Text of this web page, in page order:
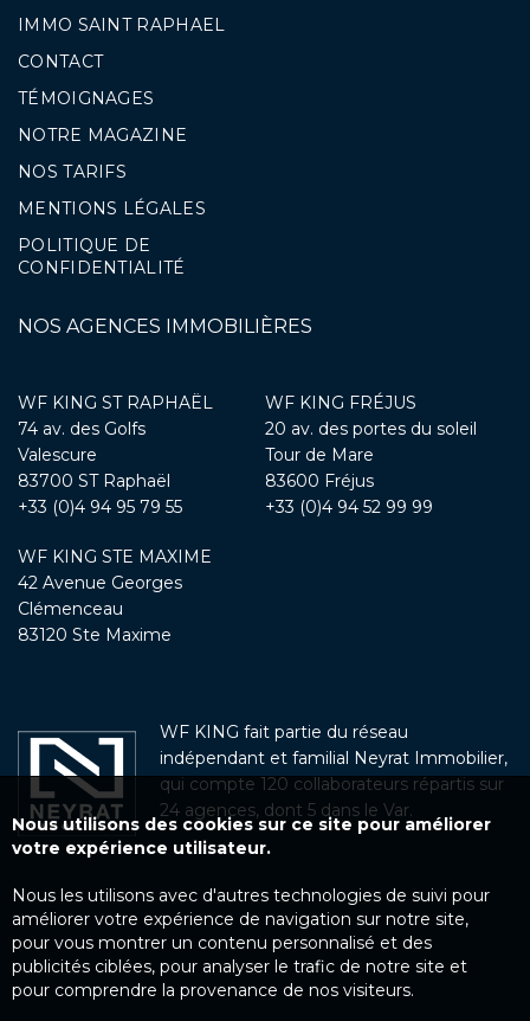
IMMO SAINT RAPHAEL
CONTACT
TÉMOIGNAGES
NOTRE MAGAZINE
NOS TARIFS
MENTIONS LÉGALES
POLITIQUE DE
CONFIDENTIALITÉ
NOS AGENCES IMMOBILIÈRES
WF KING ST RAPHAËL
74 av. des Golfs
Valescure
83700 ST Raphaël
+33 (0)4 94 95 79 55
WF KING FRÉJUS
20 av. des portes du soleil
Tour de Mare
83600 Fréjus
+33 (0)4 94 52 99 99
WF KING STE MAXIME
42 Avenue Georges
Clémenceau
83120 Ste Maxime
WF KING fait partie du réseau
indépendant et familial Neyrat Immobilier,
qui compte 120 collaborateurs répartis sur
24 agences, dont 5 dans le Var.
Nous utilisons des cookies sur ce site pour améliorer
votre expérience utilisateur.
Nous les utilisons avec d'autres technologies de suivi pour
améliorer votre expérience de navigation sur notre site,
pour vous montrer un contenu personnalisé et des
publicités ciblées, pour analyser le trafic de notre site et
pour comprendre la provenance de nos visiteurs.